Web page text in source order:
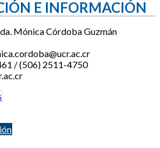
E INFORMACIÓN
Mónica Córdoba Guzmán
/ (506) 2511-4750